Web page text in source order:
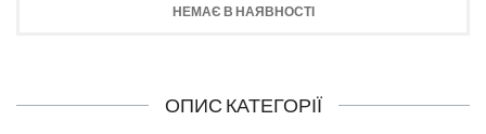
НЕМАЄ В НАЯВНОСТІ
ОПИС КАТЕГОРІЇ